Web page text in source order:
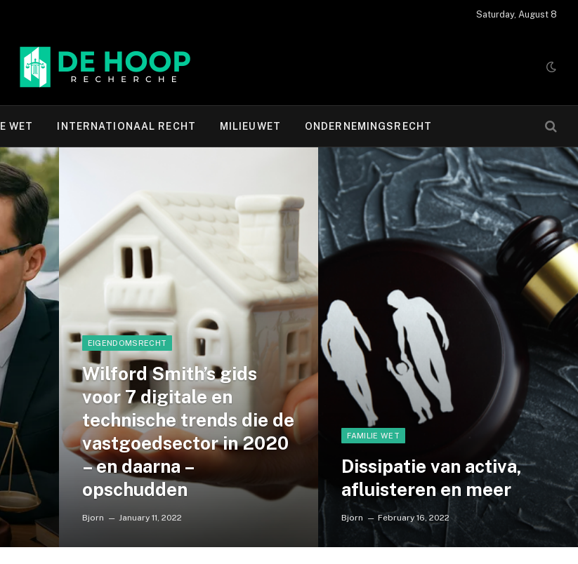
Saturday, August 8
WET INTERNATIONAAL RECHT MILIEUWET ONDERNEMINGSRECHT
EIGENDOMSRECHT
Wilford Smith’s gids
voor 7 digitale en
technische trends die de
vastgoedsector in 2020
– en daarna –
opschudden
Bjorn January 11, 2022
FAMILIE WET
Dissipatie van activa,
afluisteren en meer
Bjorn February 16, 2022